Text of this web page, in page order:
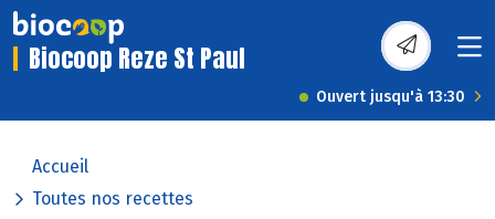
Biocoop Reze St Paul
Ouvert jusqu'à 13:30
Accueil
Toutes nos recettes